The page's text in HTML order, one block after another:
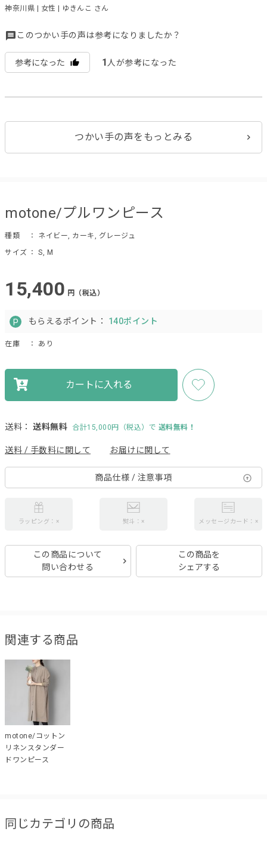
神奈川県 | 女性 | ゆきんこ さん
このつかい手の声は参考になりましたか？
参考になった 1 人が参考になった
つかい手の声をもっとみる
motone/プルワンピース
種類
： ネイビー, カーキ, グレージュ
サイズ ： S, M
15,400 円（税込）
もらえるポイント： 140ポイント
在庫 ： あり
カートに入れる
送料： 送料無料 合計15,000円（税込）で 送料無料！
送料 / 手数料に関して お届けに関して
商品仕様 / 注意事項
ラッピング：× 熨斗：× メッセージカード：×
この商品について
問い合わせる
この商品を
シェアする
関連する商品
motone/コットン
リネンスタンダー
ドワンピース
同じカテゴリの商品